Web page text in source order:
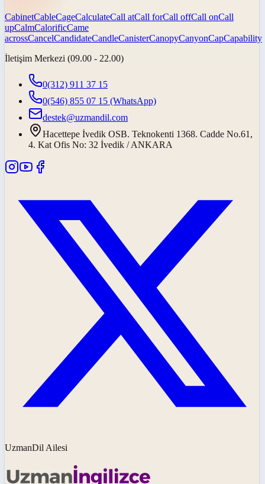
CabinetCableCageCalculateCall atCall forCall offCall onCall
upCalmCalorificCame
acrossCancelCandidateCandleCanisterCanopyCanyonCapCapability
İletişim Merkezi (09.00 - 22.00)
0(312) 911 37 15
0(546) 855 07 15 (WhatsApp)
destek@uzmandil.com
Hacettepe İvedik OSB. Teknokenti 1368. Cadde No.61,
4. Kat Ofis No: 32 İvedik / ANKARA
UzmanDil Ailesi